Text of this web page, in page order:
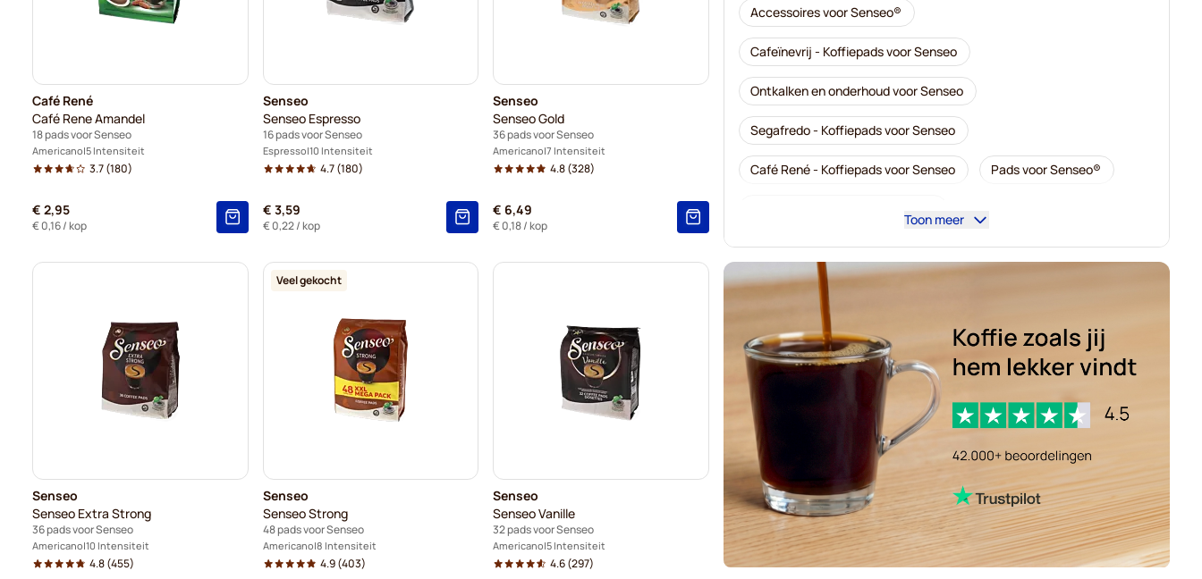
Café René
Café Rene Amandel
18 pads voor Senseo
Americano 5 Intensiteit
3.7(180)
€ 2,95
€ 0,16/ kop
Senseo
Senseo Espresso
16 pads voor Senseo
Espresso 10 Intensiteit
4.7(180)
€ 3,59
€ 0,22/ kop
Senseo
Senseo Gold
36 pads voor Senseo
Americano 7 Intensiteit
4.8(328)
€ 6,49
€ 0,18/ kop
Accessoires voor Senseo®
Cafeïnevrij - Koffiepads voor Senseo
Ontkalken en onderhoud voor Senseo
Segafredo - Koffiepads voor Senseo
Café René - Koffiepads voor Senseo Pads voor Senseo®
Friele - Koffiepads voor Senseo
Marcilla - Koffiepads voor Senseo
Gimoka - Pads voor Senseo Pads voor Senseo
Kaffekapslen voor Senseo® Senseo-pads voor Senseo
Toon meer
Senseo
Senseo Extra Strong
36 pads voor Senseo
Americano 10 Intensiteit
4.8(455)
Veel gekocht
Senseo
Senseo Strong
48 pads voor Senseo
Americano 8 Intensiteit
4.9(403)
Senseo
Senseo Vanille
32 pads voor Senseo
Americano 5 Intensiteit
4.6(297)